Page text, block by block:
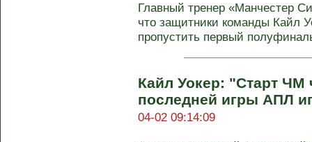
Главный тренер «Манчестер
что защитники команды Кайл
пропустить первый
Кайл Уокер: "Старт ЧМ
последней игры АПЛ
04-02 09:14:09